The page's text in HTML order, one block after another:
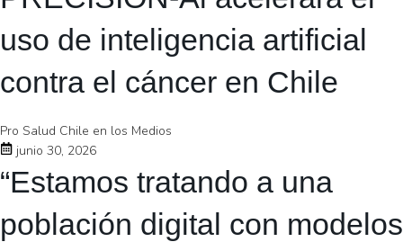
uso de inteligencia artificial
contra el cáncer en Chile
Pro Salud Chile en los Medios
junio 30, 2026
“Estamos tratando a una
población digital con modelos